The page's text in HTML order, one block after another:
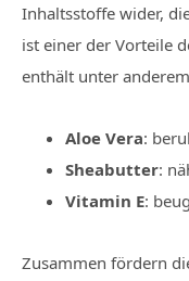
Inhaltsstoffe wider,
ist einer der Vorteile
enthält unter
Aloe Vera:
Sheabutter:
Vitamin E:
Zusammen fördern